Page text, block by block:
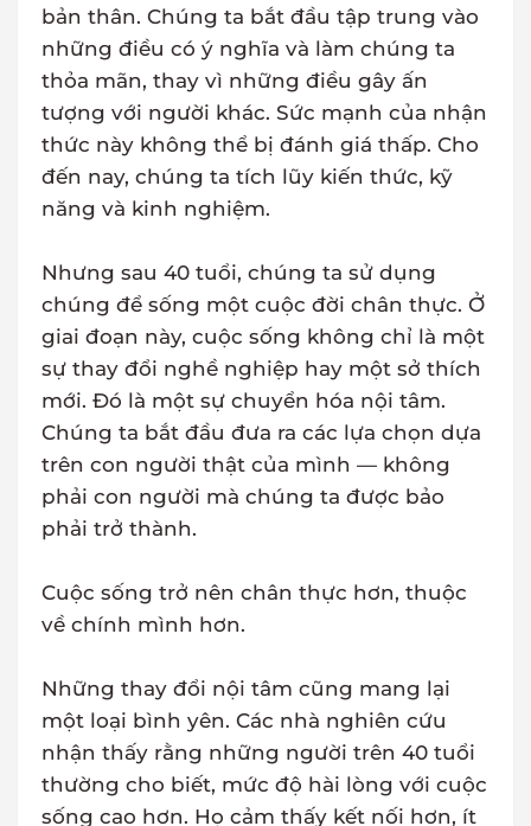
bản thân. Chúng ta bắt đầu tập trung vào
những điều có ý nghĩa và làm chúng ta
thỏa mãn, thay vì những điều gây ấn
tượng với người khác. Sức mạnh của nhận
thức này không thể bị đánh giá thấp. Cho
đến nay, chúng ta tích lũy kiến thức, kỹ
năng và kinh nghiệm.
Nhưng sau 40 tuổi, chúng ta sử dụng
chúng để sống một cuộc đời chân thực. Ở
giai đoạn này, cuộc sống không chỉ là một
sự thay đổi nghề nghiệp hay một sở thích
mới. Đó là một sự chuyển hóa nội tâm.
Chúng ta bắt đầu đưa ra các lựa chọn dựa
trên con người thật của mình — không
phải con người mà chúng ta được bảo
phải trở thành.
Cuộc sống trở nên chân thực hơn, thuộc
về chính mình hơn.
Những thay đổi nội tâm cũng mang lại
một loại bình yên. Các nhà nghiên cứu
nhận thấy rằng những người trên 40 tuổi
thường cho biết, mức độ hài lòng với cuộc
sống cao hơn. Họ cảm thấy kết nối hơn, ít